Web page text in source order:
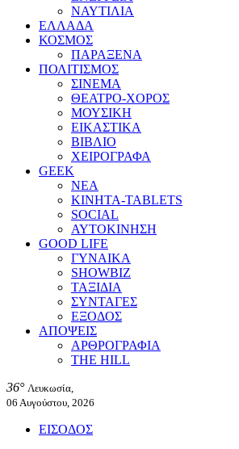
ΝΑΥΤΙΛΙΑ
ΕΛΛΑΔΑ
ΚΟΣΜΟΣ
ΠΑΡΑΞΕΝΑ
ΠΟΛΙΤΙΣΜΟΣ
ΣΙΝΕΜΑ
ΘΕΑΤΡΟ-ΧΟΡΟΣ
ΜΟΥΣΙΚΗ
ΕΙΚΑΣΤΙΚΑ
ΒΙΒΛΙΟ
ΧΕΙΡΟΓΡΑΦΑ
GEEK
ΝΕΑ
ΚΙΝΗΤΑ-TABLETS
SOCIAL
ΑΥΤΟΚΙΝΗΣΗ
GOOD LIFE
ΓΥΝΑΙΚΑ
SHOWBIZ
ΤΑΞΙΔΙΑ
ΣΥΝΤΑΓΕΣ
ΕΞΟΔΟΣ
ΑΠΟΨΕΙΣ
ΑΡΘΡΟΓΡΑΦΙΑ
THE HILL
36° Λευκωσία,
06 Αυγούστου, 2026
ΕΙΣΟΔΟΣ